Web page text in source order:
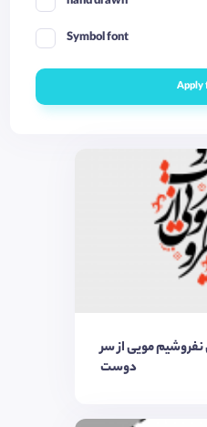
Symbol font
Apply
نفروشیم مویی از سر
دوست